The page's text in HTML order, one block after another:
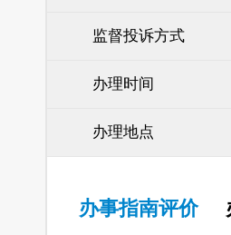
监督投诉方式
办理时间
办理地点
办事指南评价